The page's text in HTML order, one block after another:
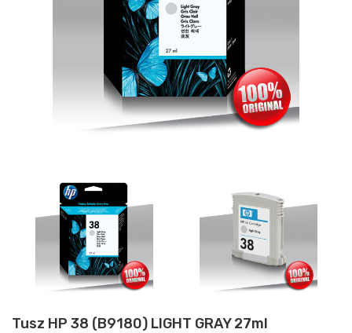
Tusz HP 38 (B9180) LIGHT GRAY 27ml